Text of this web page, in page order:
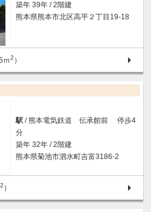
築年 39年 / 2階建
熊本県熊本市北区高平２丁目19-18
ｍ2 ）
駅 / 熊本電気鉄道 伝承館前 停歩4
分
築年 32年 / 2階建
熊本県菊池市泗水町吉富3186-2
2 ）